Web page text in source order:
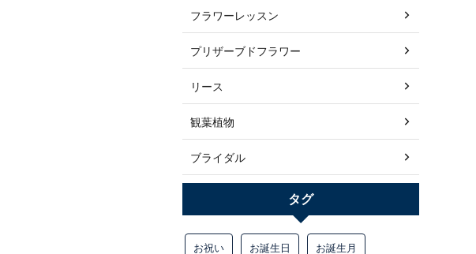
フラワーレッスン
プリザーブドフラワー
リース
観葉植物
ブライダル
タグ
お祝い お誕生日 お誕生月